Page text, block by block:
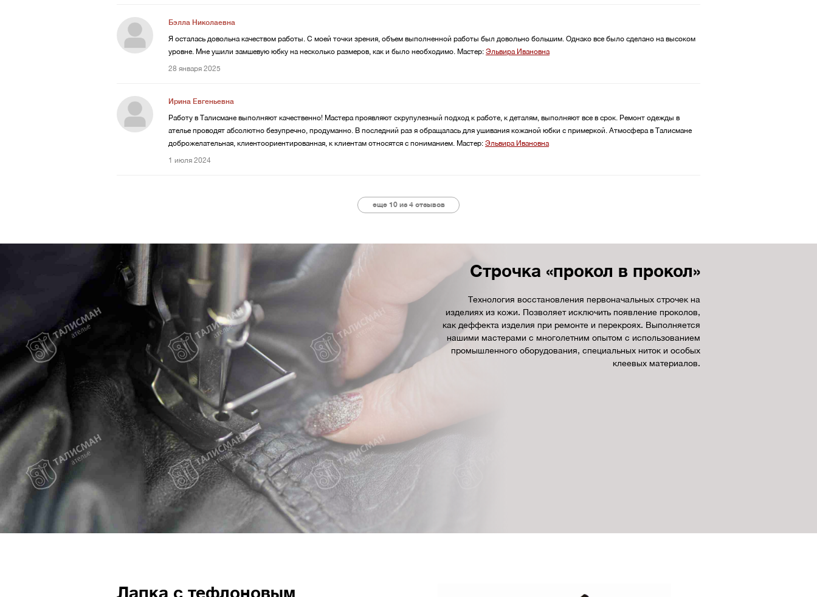
Бэлла Николаевна
Я осталась довольна качеством работы. С моей точки зрения, объем выполненной работы был довольно большим. Однако все было сделано на высоком
уровне. Мне ушили замшевую юбку на несколько размеров, как и было необходимо. Мастер: Эльвира Ивановна
28 января 2025
Ирина Евгеньевна
Работу в Талисмане выполняют качественно! Мастера проявляют скрупулезный подход к работе, к деталям, выполняют все в срок. Ремонт одежды в
ателье проводят абсолютно безупречно, продуманно. В последний раз я обращалась для ушивания кожаной юбки с примеркой. Атмосфера в Талисмане
доброжелательная, клиентоориентированная, к клиентам относятся с пониманием. Мастер: Эльвира Ивановна
1 июля 2024
еще 10 из 4отзывов
Строчка «прокол в прокол»
Технология восстановления первоначальных строчек на
изделиях из кожи. Позволяет исключить появление проколов,
как деффекта изделия при ремонте и перекроях. Выполняется
нашими мастерами с многолетним опытом с использованием
промышленного оборудования, специальных ниток и особых
клеевых материалов.